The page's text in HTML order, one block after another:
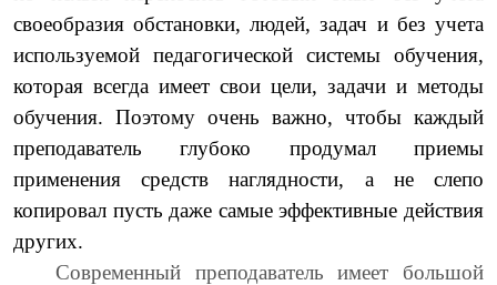
своеобразия обстановки, людей, задач и без учета
используемой педагогической системы обучения,
которая всегда имеет свои цели, задачи и методы
обучения. Поэтому очень важно, чтобы каждый
преподаватель глубоко продумал приемы
применения средств наглядности, а не слепо
копировал пусть даже самые эффективные действия
других.
Современный преподаватель имеет большой